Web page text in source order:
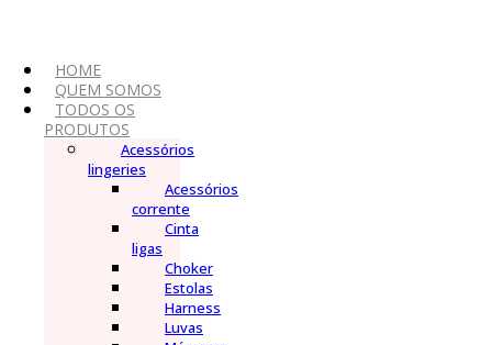
conteúdoHOME
QUEM SOMOS
TODOS OS
PRODUTOS
Acessórios
lingeries
Acessórios
corrente
Cinta
ligas
Choker
Estolas
Harness
Luvas